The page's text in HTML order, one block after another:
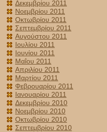
Δεκεμβρίου 2011
Νοεμβρίου 2011
Οκτωβρίου 2011
Σεπτεμβρίου 2011
Αυγούστου 2011
Ιουλίου 2011
Ιουνίου 2011
Μαΐου 2011
Απριλίου 2011
Μαρτίου 2011
Φεβρουαρίου 2011
Ιανουαρίου 2011
Δεκεμβρίου 2010
Νοεμβρίου 2010
Οκτωβρίου 2010
Σεπτεμβρίου 2010